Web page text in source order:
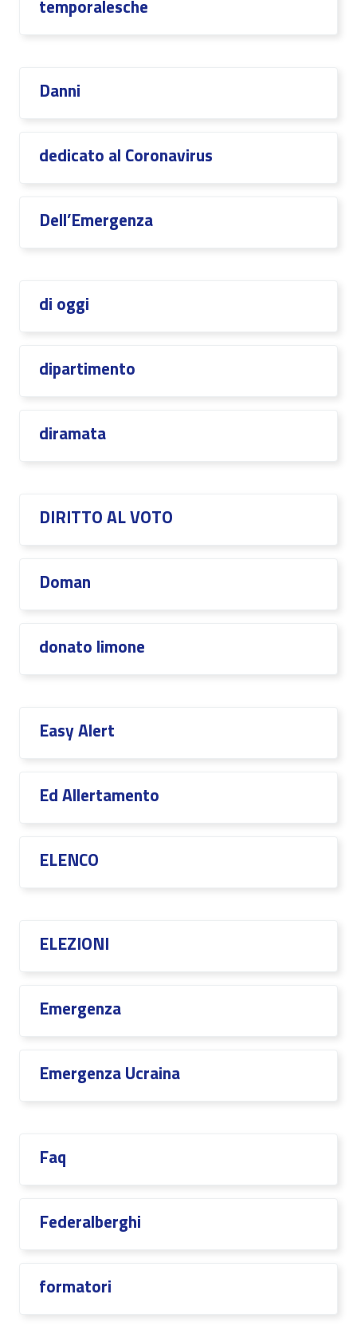
temporalesche
Danni
dedicato al Coronavirus
Dell’Emergenza
di oggi
dipartimento
diramata
DIRITTO AL VOTO
Doman
donato limone
Easy Alert
Ed Allertamento
ELENCO
ELEZIONI
Emergenza
Emergenza Ucraina
Faq
Federalberghi
formatori